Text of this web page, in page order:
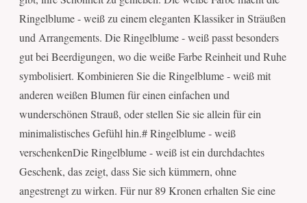
Ringelblume - weiß zu einem eleganten Klassiker in Sträußen
und Arrangements. Die Ringelblume - weiß passt besonders
gut bei Beerdigungen, wo die weiße Farbe Reinheit und Ruhe
symbolisiert. Kombinieren Sie die Ringelblume - weiß mit
anderen weißen Blumen für einen einfachen und
wunderschönen Strauß, oder stellen Sie sie allein für ein
minimalistisches Gefühl hin.# Ringelblume - weiß
verschenkenDie Ringelblume - weiß ist ein durchdachtes
Geschenk, das zeigt, dass Sie sich kümmern, ohne
angestrengt zu wirken. Für nur 89 Kronen erhalten Sie eine